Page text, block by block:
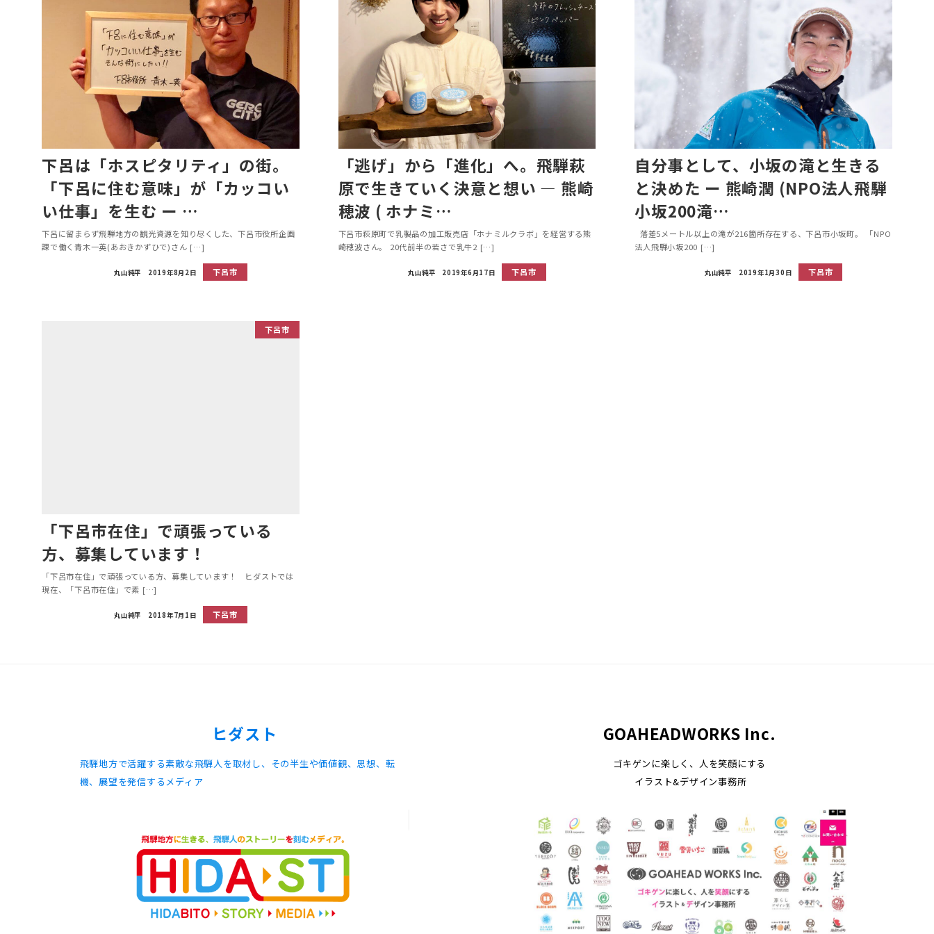
下呂は「ホスピタリティ」の街。
「下呂に住む意味」が「カッコい
い仕事」を生む ー …
下呂に留まらず飛騨地方の観光資源を知り尽くした、下呂市役所企画
課で働く青木一英(あおきかずひで)さん […]
丸山純平 2019年8月2日 下呂市
「逃げ」から「進化」へ。飛騨萩
原で生きていく決意と想い ― 熊崎
穂波 ( ホナミ…
下呂市萩原町で乳製品の加工販売店「ホナミルクラボ」を経営する熊
崎穂波さん。 20代前半の若さで乳牛2 […]
丸山純平 2019年6月17日 下呂市
自分事として、小坂の滝と生きる
と決めた ー 熊崎潤 (NPO法人飛騨
小坂200滝…
落差5メートル以上の滝が216箇所存在する、下呂市小坂町。 「NPO
法人飛騨小坂200 […]
丸山純平 2019年1月30日 下呂市
下呂市
「下呂市在住」で頑張っている
方、募集しています！
「下呂市在住」で頑張っている方、募集しています！ ヒダストでは
現在、「下呂市在住」で素 […]
丸山純平 2018年7月1日 下呂市
ヒダスト
飛騨地方で活躍する素敵な飛騨人を取材し、その半生や価値観、思想、転
機、展望を発信するメディア
GOAHEADWORKS Inc.
ゴキゲンに楽しく、人を笑顔にする
イラスト&デザイン事務所